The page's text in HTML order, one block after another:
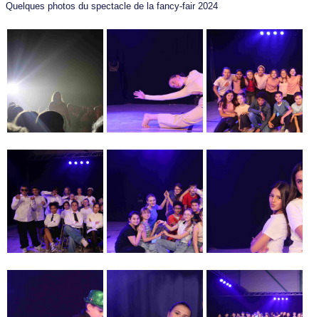
Quelques photos du spectacle de la fancy-fair 2024